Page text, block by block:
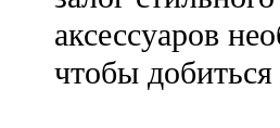
аксессуаров
чтобы